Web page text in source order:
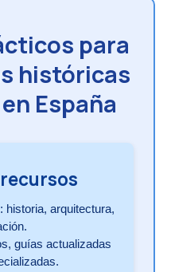
para
históricas
España
historia, arquitectura,
guías actualizadas